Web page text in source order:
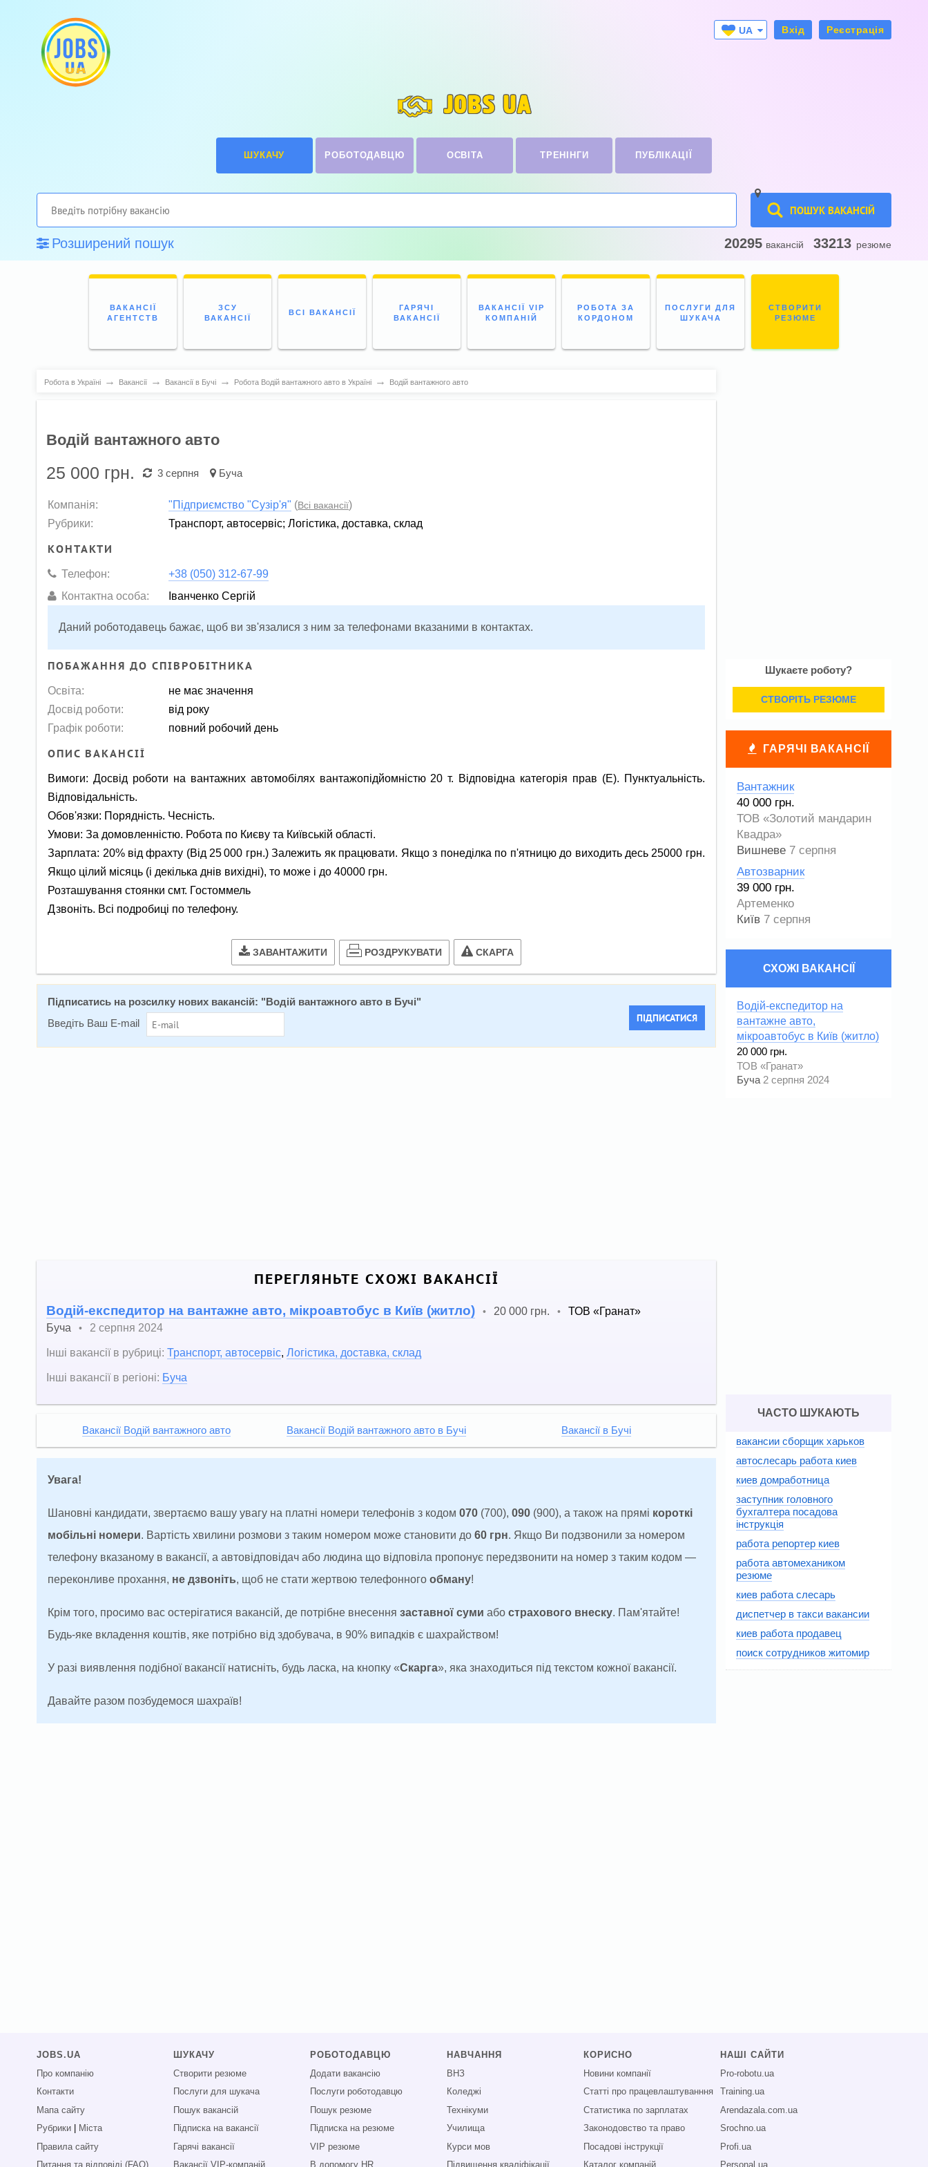
UA
Вхід Реєстрація
JOBS UA
ШУКАЧУ РОБОТОДАВЦЮ ОСВІТА ТРЕНІНГИ ПУБЛІКАЦІЇ
ПОШУК ВАКАНСІЙ
Розширений пошук 20295 вакансій 33213 резюме
ВАКАНСІЇ
АГЕНТСТВ
ЗСУ
ВАКАНСІЇ
ВСІ ВАКАНСІЇ
ГАРЯЧІ
ВАКАНСІЇ
ВАКАНСІЇ VIP
КОМПАНІЙ
РОБОТА ЗА
КОРДОНОМ
ПОСЛУГИ ДЛЯ
ШУКАЧА
СТВОРИТИ
РЕЗЮМЕ
Робота в Україні → Вакансії → Вакансії в Бучі → Робота Водій вантажного авто в Україні → Водій вантажного авто
Водій вантажного авто
25 000 грн. 3 серпня Буча
Компанія: "Підприємство "Сузір'я" (Всі вакансії)
Рубрики:
Транспорт, автосервіс;Логістика, доставка, склад
КОНТАКТИ
Телефон:
+38 (050) 312-67-99
Контактна особа:
Іванченко Сергій
Даний роботодавець бажає, щоб ви зв'язалися з ним за телефонами вказаними в контактах.
ПОБАЖАННЯ ДО СПІВРОБІТНИКА
Освіта:
не має значення
Досвід роботи:
від року
Графік роботи:
повний робочий день
ОПИС ВАКАНСІЇ
Вимоги: Досвід роботи на вантажних автомобілях вантажопідйомністю 20 т. Відповідна категорія прав (Е). Пунктуальність.
Відповідальність.
Обов'язки: Порядність. Чесність.
Умови: За домовленністю. Робота по Києву та Київській області.
Зарплата: 20% від фрахту (Від 25 000 грн.) Залежить як працювати. Якщо з понеділка по п'ятницю до виходить десь 25000 грн.
Якщо цілий місяць (і декілька днів вихідні), то може і до 40000 грн.
Розташування стоянки смт. Гостоммель
Дзвоніть. Всі подробиці по телефону.
ЗАВАНТАЖИТИ РОЗДРУКУВАТИ СКАРГА
Підписатись на розсилку нових вакансій: " Водій вантажного авто в Бучі"
Введіть Ваш E-mail
ПІДПИСАТИСЯ
ПЕРЕГЛЯНЬТЕ СХОЖІ ВАКАНСІЇ
Водій-експедитор на вантажне авто, мікроавтобус в Київ (житло) • 20 000 грн. •
ТОВ «Гранат»
Буча
•
2 серпня 2024
Інші вакансії в рубриці: Транспорт, автосервіс, Логістика, доставка, склад
Інші вакансії в регіоні: Буча
Вакансії Водій вантажного авто Вакансії Водій вантажного авто в Бучі Вакансії в Бучі
Увага!
Шановні кандидати, звертаємо вашу увагу на платні номери телефонів з кодом 070 (700), 090 (900), а також на прямі короткі
мобільні номери. Вартість хвилини розмови з таким номером може становити до 60 грн. Якщо Ви подзвонили за номером
телефону вказаному в вакансії, а автовідповідач або людина що відповіла пропонує передзвонити на номер з таким кодом —
переконливе прохання, не дзвоніть, щоб не стати жертвою телефонного обману!
Крім того, просимо вас остерігатися вакансій, де потрібне внесення заставної суми або страхового внеску. Пам'ятайте!
Будь-яке вкладення коштів, яке потрібно від здобувача, в 90% випадків є шахрайством!
У разі виявлення подібної вакансії натисніть, будь ласка, на кнопку «Скарга», яка знаходиться під текстом кожної вакансії.
Давайте разом позбудемося шахраїв!
Шукаєте роботу?
СТВОРІТЬ РЕЗЮМЕ
ГАРЯЧІ ВАКАНСІЇ
Вантажник
40 000 грн.
ТОВ «Золотий мандарин
Квадра»
Вишневе 7 серпня
Автозварник
39 000 грн.
Артеменко
Київ 7 серпня
СХОЖІ ВАКАНСІЇ
Водій-експедитор на
вантажне авто,
мікроавтобус в Київ (житло)
20 000 грн.
ТОВ «Гранат»
Буча 2 серпня 2024
ЧАСТО ШУКАЮТЬ
вакансии сборщик харьков
автослесарь работа киев
киев домработница
заступник головного
бухгалтера посадова
інструкція
работа репортер киев
работа автомехаником
резюме
киев работа слесарь
диспетчер в такси вакансии
киев работа продавец
поиск сотрудников житомир
JOBS.UA
Про компанію
Контакти
Мапа сайту
Рубрики
Міста
Правила сайту
Питання та відповіді (FAQ)
ШУКАЧУ
Створити резюме
Послуги для шукача
Пошук вакансій
Підписка на вакансії
Гарячі вакансії
Вакансії VIP-компаній
РОБОТОДАВЦЮ
Додати вакансію
Послуги роботодавцю
Пошук резюме
Підписка на резюме
VIP резюме
В допомогу HR
НАВЧАННЯ
ВНЗ
Коледжі
Технікуми
Училища
Курси мов
Підвищення кваліфікації
КОРИСНО
Новини компанії
Статті про працевлаштуванння
Статистика по зарплатах
Законодовство та право
Посадові інструкції
Каталог компаній
НАШІ САЙТИ
Pro-robotu.ua
Training.ua
Arendazala.com.ua
Srochno.ua
Profi.ua
Personal.ua